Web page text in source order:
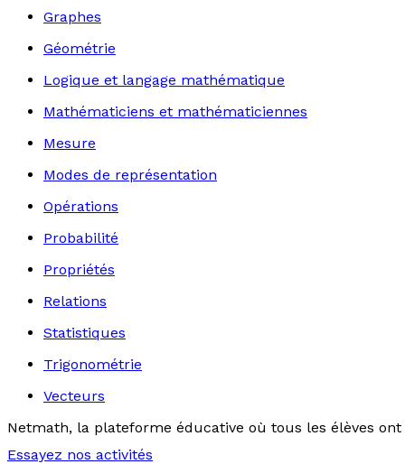
Graphes
Géométrie
Logique et langage mathématique
Mathématiciens et mathématiciennes
Mesure
Modes de représentation
Opérations
Probabilité
Propriétés
Relations
Statistiques
Trigonométrie
Vecteurs
Netmath, la plateforme éducative où tous les élèves
Essayez nos activités